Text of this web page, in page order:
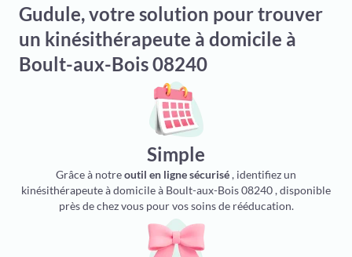
Gudule, votre solution pour trouver
un kinésithérapeute à domicile à
Boult-aux-Bois 08240
Simple
Grâce à notreoutil en ligne sécurisé, identifiez un
kinésithérapeute à domicile à Boult-aux-Bois 08240 , disponible
près de chez vous pour vos soins de rééducation.